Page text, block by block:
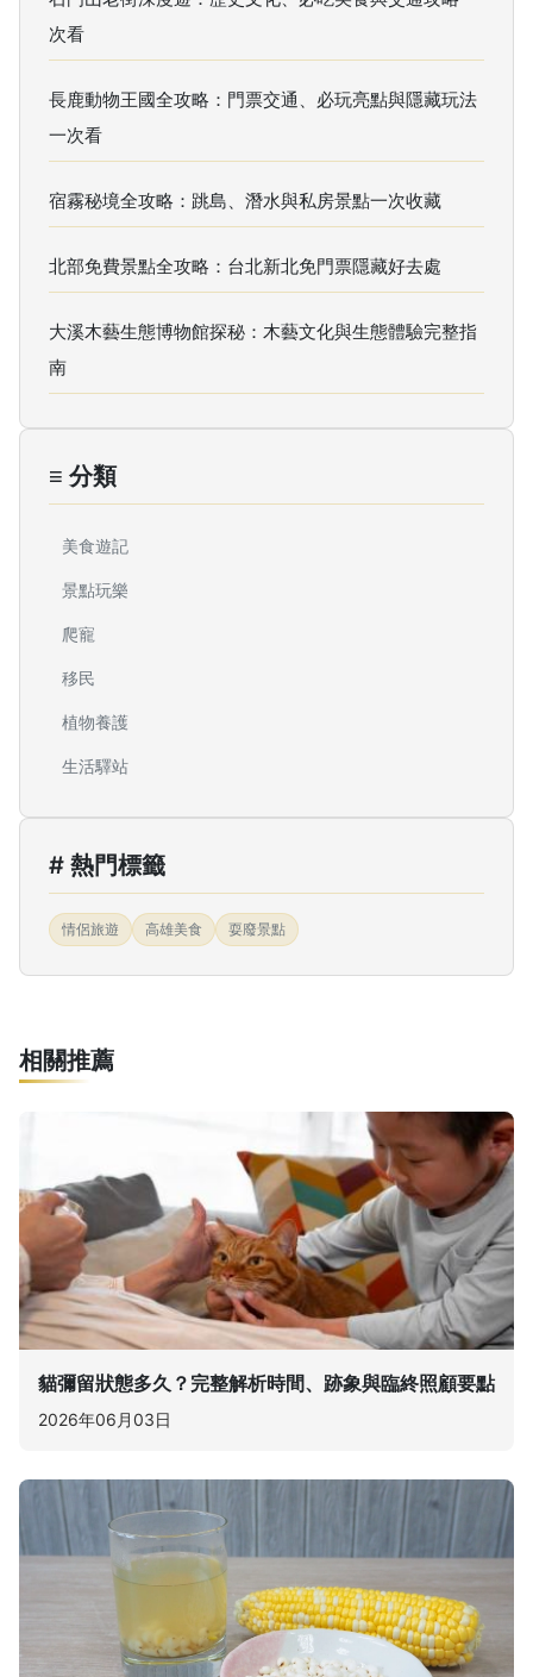
次看
長鹿動物王國全攻略：門票交通、必玩亮點與隱藏玩法
一次看
宿霧秘境全攻略：跳島、潛水與私房景點一次收藏
北部免費景點全攻略：台北新北免門票隱藏好去處
大溪木藝生態博物館探秘：木藝文化與生態體驗完整指
南
≡ 分類
美食遊記
景點玩樂
爬寵
移民
植物養護
生活驛站
# 熱門標籤
情侶旅遊 高雄美食 耍廢景點
相關推薦
貓彌留狀態多久？完整解析時間、跡象與臨終照顧要點
2026年06月03日